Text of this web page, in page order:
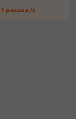
1 pessoa/s .